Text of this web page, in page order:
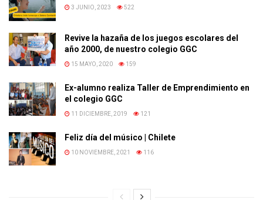
3 JUNIO, 2023 522
Revive la hazaña de los juegos escolares del
año 2000, de nuestro colegio GGC
15 MAYO, 2020 159
Ex-alumno realiza Taller de Emprendimiento en
el colegio GGC
11 DICIEMBRE, 2019 121
Feliz día del músico | Chilete
10 NOVIEMBRE, 2021 116